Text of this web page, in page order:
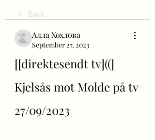
Back
Алла Хохлова
September 27, 2023
[[direktesendt tv]((]
Kjelsås mot Molde på tv
27/09/2023